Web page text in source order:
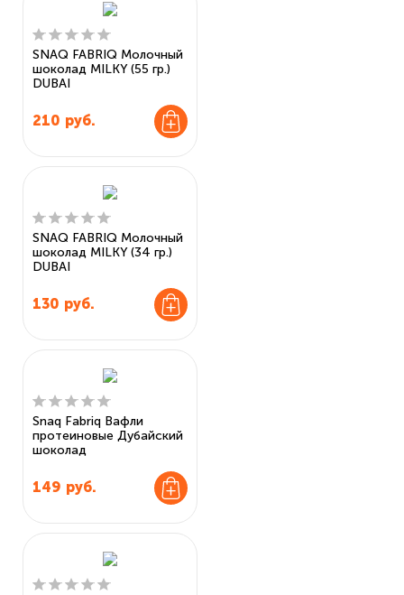
SNAQ FABRIQ Молочный
шоколад MILKY (55 гр.)
DUBAI
210 руб.
SNAQ FABRIQ Молочный
шоколад MILKY (34 гр.)
DUBAI
130 руб.
Snaq Fabriq Вафли
протеиновые Дубайский
шоколад
149 руб.